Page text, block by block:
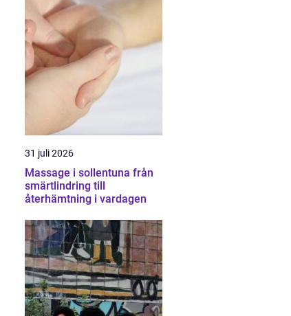
31 juli 2026
Massage i sollentuna från
smärtlindring till
återhämtning i vardagen